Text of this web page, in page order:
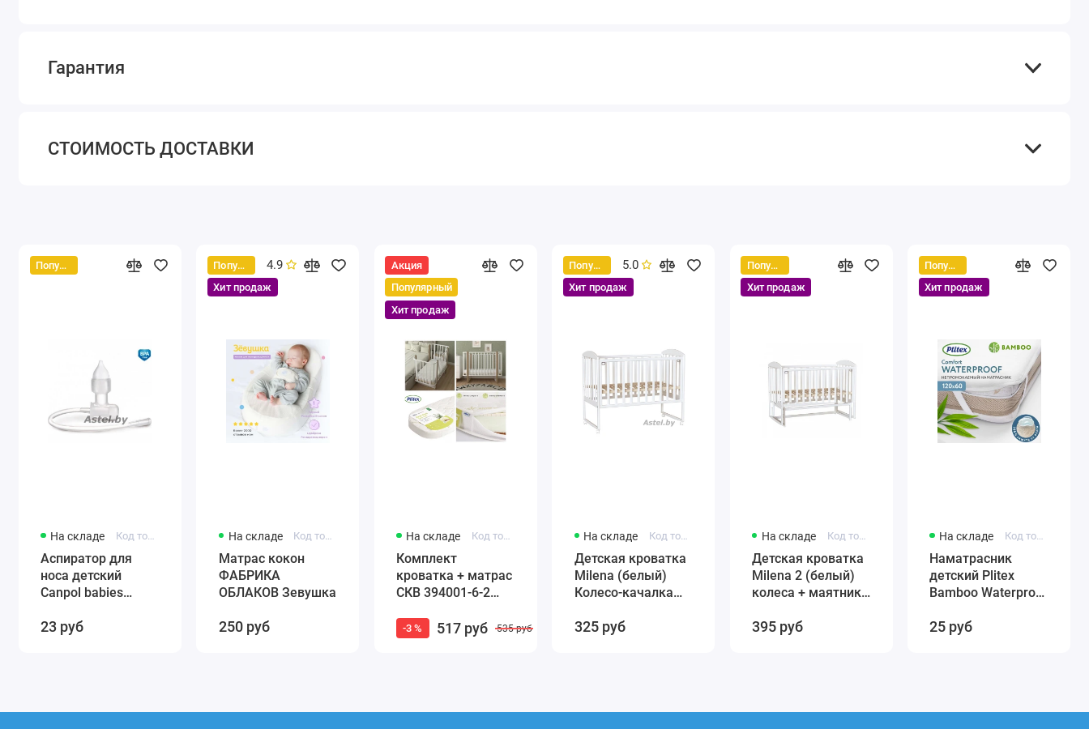
Гарантия
СТОИМОСТЬ ДОСТАВКИ
Популярный
На складе Код товара: 56/007
Аспиратор для
носа детский
Canpol babies
56/007
23 руб
Популярный
Хит продаж
4.9
На складе Код товара: 0001
Матрас кокон
ФАБРИКА
ОБЛАКОВ Зевушка
250 руб
Акция
Популярный
Хит продаж
На складе Код товара: 4650259584965
Комплект
кроватка + матрас
СКВ 394001-6-2
бук (закругленные
-3 % 517 руб 535 руб
Популярный
Хит продаж
5.0
На складе Код товара: F002-01
Детская кроватка
Milena (белый)
Колесо-качалка
быстросъемная
325 руб
Популярный
Хит продаж
На складе Код товара: 431384246-12321
Детская кроватка
Milena 2 (белый)
колеса + маятник
быстросъемная
395 руб
Популярный
Хит продаж
На складе Код товара: 4811599005859
Наматрасник
детский Plitex
Bamboo Waterproof
арт. НН-02.1
25 руб